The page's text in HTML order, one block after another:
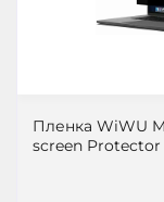
Пленка WiWU
screen Protector